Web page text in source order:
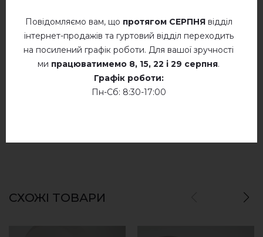
ВІДГУКИ ПРО ГУЦУЛКА КСЕНЯ (МОЛОЧНА З СИНІМ)
Немає відгуків про цей товар.
додайте свій відгук про Гуцулка Ксеня
СХОЖІ ТОВАРИ
Повідомляємо вам, що протягом СЕРПНЯвідділ
інтернет-продажів та гуртовий відділ переходить
на посилений графік роботи. Для вашої зручності
ми працюватимемо 8, 15, 22 і 29 серпня.
Графік роботи:
Пн-Сб: 8:30-17:00